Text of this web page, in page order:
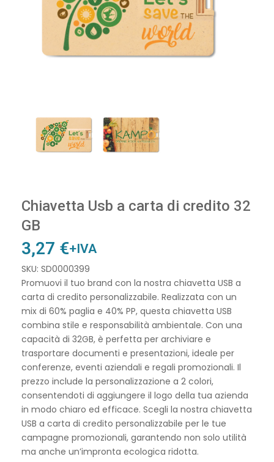
Chiavetta Usb a carta di credito 32
GB
3,27 €+IVA
SKU: SD0000399
Promuovi il tuo brand con la nostra chiavetta USB a
carta di credito personalizzabile. Realizzata con un
mix di 60% paglia e 40% PP, questa chiavetta USB
combina stile e responsabilità ambientale. Con una
capacità di 32GB, è perfetta per archiviare e
trasportare documenti e presentazioni, ideale per
conferenze, eventi aziendali e regali promozionali. Il
prezzo include la personalizzazione a 2 colori,
consentendoti di aggiungere il logo della tua azienda
in modo chiaro ed efficace. Scegli la nostra chiavetta
USB a carta di credito personalizzabile per le tue
campagne promozionali, garantendo non solo utilità
ma anche un’impronta ecologica ridotta.